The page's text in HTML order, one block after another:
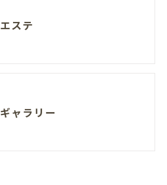
エステ
ギャラリー